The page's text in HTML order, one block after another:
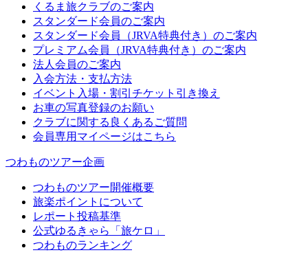
くるま旅クラブのご案内
スタンダード会員のご案内
スタンダード会員（JRVA特典付き）のご案内
プレミアム会員（JRVA特典付き）のご案内
法人会員のご案内
入会方法・支払方法
イベント入場・割引チケット引き換え
お車の写真登録のお願い
クラブに関する良くあるご質問
会員専用マイページはこちら
つわものツアー企画
つわものツアー開催概要
旅楽ポイントについて
レポート投稿基準
公式ゆるきゃら「旅ケロ」
つわものランキング